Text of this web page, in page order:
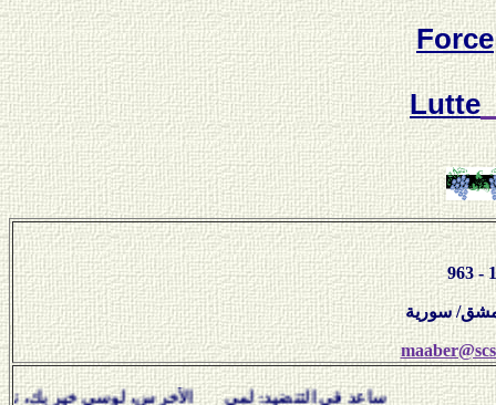
Force
Lutte
ساعد في التنضيد: لمى الأخرس، لوسي خير بك، نبيل